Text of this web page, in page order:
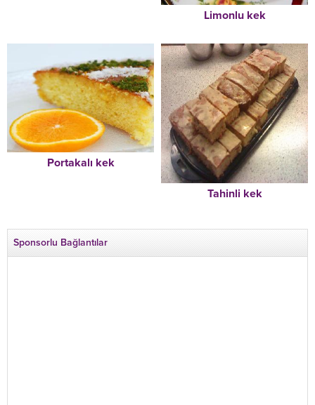
Limonlu kek
Portakalı kek
Tahinli kek
Sponsorlu Bağlantılar